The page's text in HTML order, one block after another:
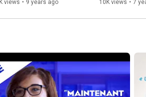
Chance
views • 9 years ago
France 🎁
10K views • 7